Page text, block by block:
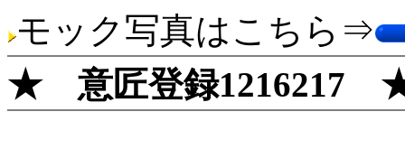
モック写真はこちら⇒
★ 意匠登録1216217